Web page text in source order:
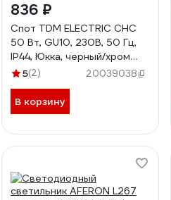
836 ₽
Спот TDM ELECTRIC СНС
50 Вт, GU10, 230В, 50 Гц,
IP44, Юкка, черный/хром
SQ0358-0220
5(2) 20039038
В корзину